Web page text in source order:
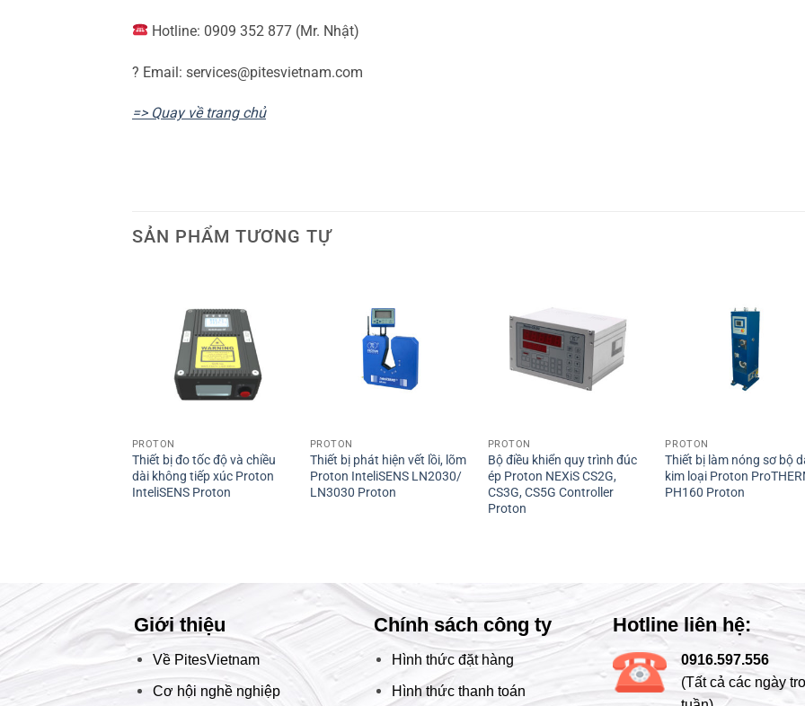
Hotline: 0909 352 877 (Mr. Nhật)
? Email: services@pitesvietnam.com
=>Quay về trang chủ
SẢN PHẨM TƯƠNG TỰ
PROTON
Thiết bị đo tốc độ và chiều
dài không tiếp xúc Proton
InteliSENS Proton
PROTON
Thiết bị phát hiện vết lồi, lõm
Proton InteliSENS LN2030/
LN3030 Proton
PROTON
Bộ điều khiển quy trình đúc
ép Proton NEXiS CS2G,
CS3G, CS5G Controller
Proton
PROTON
Thiết bị làm nóng sơ bộ
kim loại Proton
PH160 Proton
Giới thiệu
Về PitesVietnam
Cơ hội nghề nghiệp
Chính sách công ty
Hình thức đặt hàng
Hình thức thanh toán
Hotline liên hệ:
0916.597.556
(Tất cả các ngày